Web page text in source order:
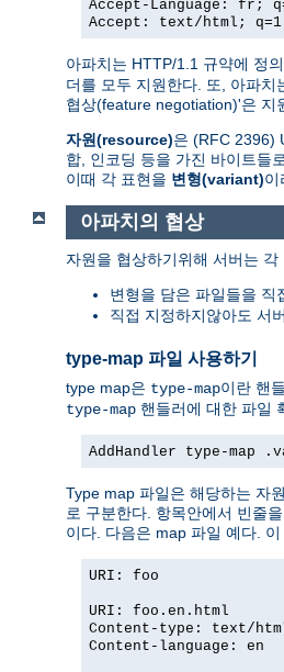
Accept-Language: fr;
Accept: text/html;
아파치는 HTTP/1.1 규약에 정
더를 모두 지원한다. 또, 아파
협상(feature negotiation)'은 지
자원(resource)은 (RFC 2396)
합, 인코딩 등을 가진 바이트들
이때 각 표현을 변형(variant)이
아파치의 협상
자원을 협상하기위해 서버는
변형을 담은 파일들을
직접 지정하지않아도 서
type-map 파일 사용하기
type map은 type-map이란 핸
type-map 핸들러에 대한 파일
AddHandler type-map
Type map 파일은 해당하는 자
로 구분한다. 항목안에서 빈줄
이다. 다음은 map 파일 예다.
URI: foo
URI: foo.en.html
Content-type: text/
Content-language: en